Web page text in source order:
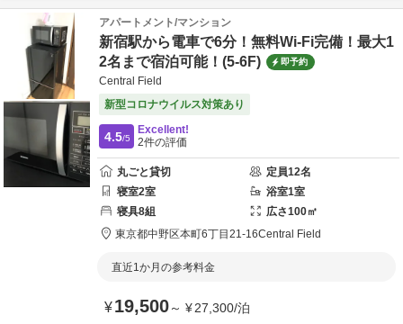
アパートメント/マンション
新宿駅から電車で6分！無料Wi-Fi完備！最大1
2名まで宿泊可能！(5-6F)
即予約
Central Field
新型コロナウイルス対策あり
4.5/5
Excellent!
2件の評価
丸ごと貸切 定員12名
寝室2室 浴室1室
寝具8組 広さ100㎡
東京都中野区本町6丁目21-16Central Field
直近1か月の参考料金
¥19,500～ ¥27,300/泊